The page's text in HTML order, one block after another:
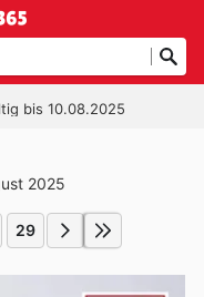
bis 10.08.2025
2025
29